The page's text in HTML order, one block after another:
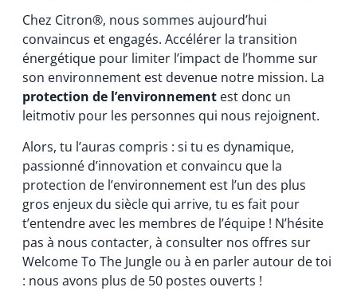
Chez Citron®, nous sommes aujourd’hui
convaincus et engagés. Accélérer la transition
énergétique pour limiter l’impact de l’homme sur
son environnement est devenue notre mission. La
protection de l’environnementest donc un
leitmotiv pour les personnes qui nous rejoignent.
Alors, tu l’auras compris : si tu es dynamique,
passionné d’innovation et convaincu que la
protection de l’environnement est l’un des plus
gros enjeux du siècle qui arrive, tu es fait pour
t’entendre avec les membres de l’équipe ! N’hésite
pas à nous contacter, à consulter nos offres sur
Welcome To The Jungle ou à en parler autour de toi
: nous avons plus de 50 postes ouverts !